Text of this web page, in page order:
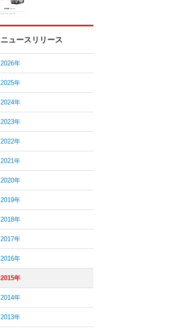
ニュースリリース
2026年
2025年
2024年
2023年
2022年
2021年
2020年
2019年
2018年
2017年
2016年
2015年
2014年
2013年